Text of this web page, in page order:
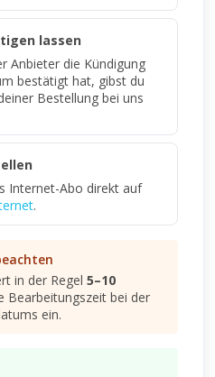
lassen
Anbieter die Kündigung
bestätigt hat, gibst du
Bestellung bei uns
Internet-Abo direkt auf
.
in der Regel 5–10
Bearbeitungszeit bei der
ein.